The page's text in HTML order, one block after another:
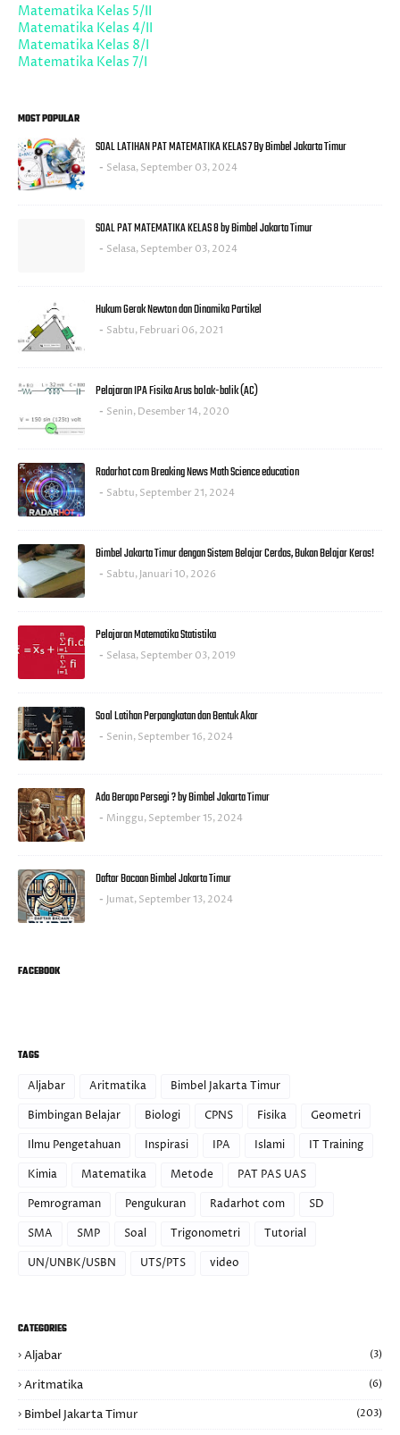
Matematika Kelas 5/II
Matematika Kelas 4/II
Matematika Kelas 8/I
Matematika Kelas 7/I
MOST POPULAR
SOAL LATIHAN PAT MATEMATIKA KELAS 7 By Bimbel Jakarta Timur
Selasa, September 03, 2024
SOAL PAT MATEMATIKA KELAS 8 by Bimbel Jakarta Timur
Selasa, September 03, 2024
Hukum Gerak Newton dan Dinamika Partikel
Sabtu, Februari 06, 2021
Pelajaran IPA Fisika Arus bolak-balik (AC)
Senin, Desember 14, 2020
Radarhot com Breaking News Math Science education
Sabtu, September 21, 2024
Bimbel Jakarta Timur dengan Sistem Belajar Cerdas, Bukan Belajar Keras!
Sabtu, Januari 10, 2026
Pelajaran Matematika Statistika
Selasa, September 03, 2019
Soal Latihan Perpangkatan dan Bentuk Akar
Senin, September 16, 2024
Ada Berapa Persegi ? by Bimbel Jakarta Timur
Minggu, September 15, 2024
Daftar Bacaan Bimbel Jakarta Timur
Jumat, September 13, 2024
FACEBOOK
TAGS
Aljabar
Aritmatika
Bimbel Jakarta Timur
Bimbingan Belajar
Biologi CPNS Fisika
Geometri
Ilmu Pengetahuan
Inspirasi IPA Islami
IT Training
Kimia
Matematika Metode
PAT PAS UAS
Pemrograman
Pengukuran Radarhot com
SD
SMA
SMP Soal Trigonometri
Tutorial
UN/UNBK/USBN
UTS/PTS video
CATEGORIES
Aljabar (3)
Aritmatika (6)
Bimbel Jakarta Timur (203)